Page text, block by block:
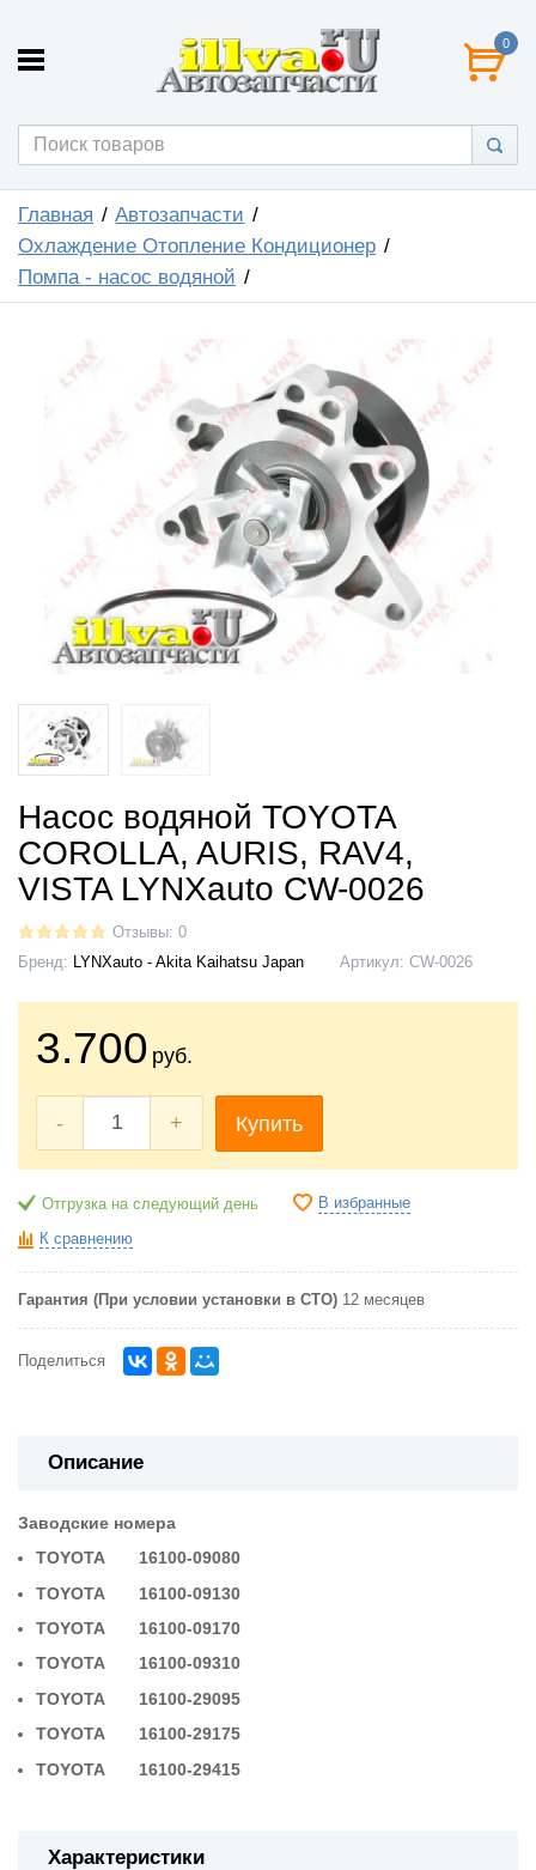
0
Главная
Автозапчасти
Охлаждение Отопление Кондиционер
Помпа - насос водяной
Насос водяной TOYOTA
COROLLA, AURIS, RAV4,
VISTA LYNXauto CW-0026
Отзывы: 0
Бренд: LYNXauto - Akita Kaihatsu Japan Артикул: CW-0026
3.700 руб.
- + Купить
Отгрузка на следующий день В избранные
К сравнению
Гарантия (При условии установки в СТО) 12 месяцев
Поделиться
Описание
Заводские номера
TOYOTA 16100-09080
TOYOTA 16100-09130
TOYOTA 16100-09170
TOYOTA 16100-09310
TOYOTA 16100-29095
TOYOTA 16100-29175
TOYOTA 16100-29415
Характеристики